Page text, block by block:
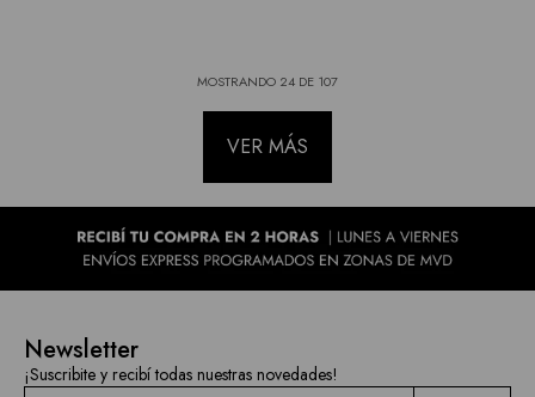
MOSTRANDO 24 DE 107
VER MÁS
Newsletter
¡Suscribite y recibí todas nuestras novedades!